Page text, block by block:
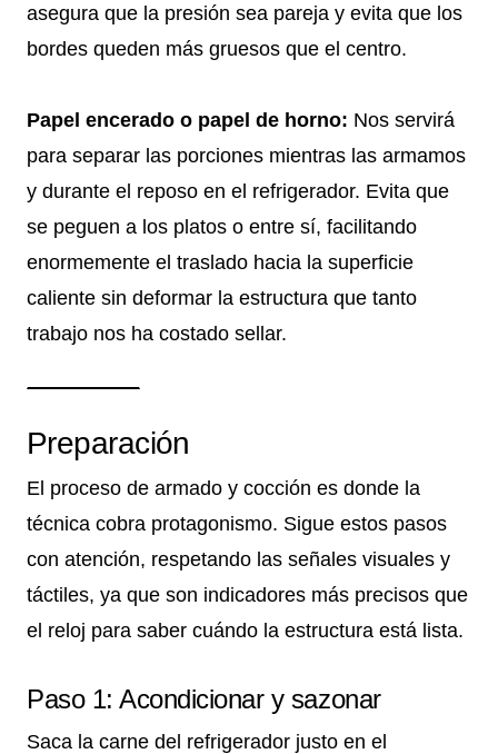
asegura que la presión sea pareja y evita que los
bordes queden más gruesos que el centro.
Papel encerado o papel de horno: Nos servirá
para separar las porciones mientras las armamos
y durante el reposo en el refrigerador. Evita que
se peguen a los platos o entre sí, facilitando
enormemente el traslado hacia la superficie
caliente sin deformar la estructura que tanto
trabajo nos ha costado sellar.
Preparación
El proceso de armado y cocción es donde la
técnica cobra protagonismo. Sigue estos pasos
con atención, respetando las señales visuales y
táctiles, ya que son indicadores más precisos que
el reloj para saber cuándo la estructura está lista.
Paso 1: Acondicionar y sazonar
Saca la carne del refrigerador justo en el